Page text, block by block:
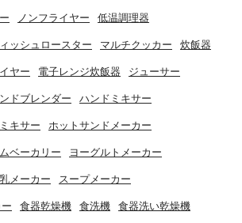
ノンフライヤー 低温調理器
ッシュロースター マルチクッカー 炊飯器
ヤー 電子レンジ炊飯器 ジューサー
ドブレンダー ハンドミキサー
ミキサー ホットサンドメーカー
ベーカリー ヨーグルトメーカー
メーカー スープメーカー
食器乾燥機 食洗機 食器洗い乾燥機